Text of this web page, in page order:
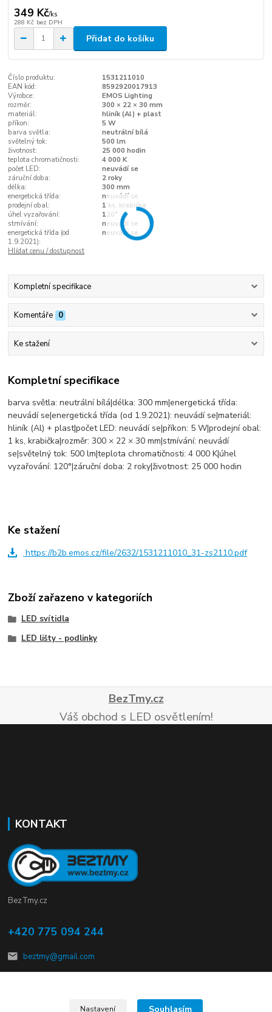
349 Kč/ks
288 Kč bez DPH
Přidat do košíku
Číslo produktu:
1531211010
EAN kód:
8592920017913
Výrobce:
EMOS Lighting
rozměr:
300 × 22 × 30 mm
materiál:
hliník (Al) + plast
příkon:
5 W
barva světla:
neutrální bílá
světelný tok:
500 lm
životnost:
25 000 hodin
teplota chromatičnosti:
4 000 K
počet LED:
neuvádí se
záruční doba:
2 roky
délka:
300 mm
energetická třída:
neuvádí se
prodejní obal:
1 ks, krabička
úhel vyzařování:
120°
stmívání:
neuvádí se
energetická třída (od
1.9.2021):
neuvádí se
Hlídat cenu / dostupnost
Kompletní specifikace
Komentáře 0
Ke stažení
Kompletní specifikace
barva světla: neutrální bílá|délka: 300 mm|energetická třída:
neuvádí se|energetická třída (od 1.9.2021): neuvádí se|materiál:
hliník (Al) + plast|počet LED: neuvádí se|příkon: 5 W|prodejní obal:
1 ks, krabička|rozměr: 300 × 22 × 30 mm|stmívání: neuvádí
se|světelný tok: 500 lm|teplota chromatičnosti: 4 000 K|úhel
vyzařování: 120°|záruční doba: 2 roky|životnost: 25 000 hodin
Ke stažení
https://b2b.emos.cz/file/2632/1531211010_31-zs2110.pdf
Zboží zařazeno v kategoriích
LED svítidla
LED lišty - podlinky
BezTmy.cz
Váš obchod s LED osvětlením!
KONTAKT
BezTmy.cz
+420 775 094 244
beztmy@gmail.com
Nastavení Souhlasím